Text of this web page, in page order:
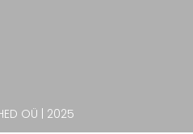
OÜ | 2025